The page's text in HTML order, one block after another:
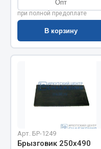
Весь раздел
Цепи подъёмные
РТИ
Кольца уплотнительные
Лента конвейерная
Опт
при полной предоплате
В корзину
Арт. БР-1249
Брызговик 250х490